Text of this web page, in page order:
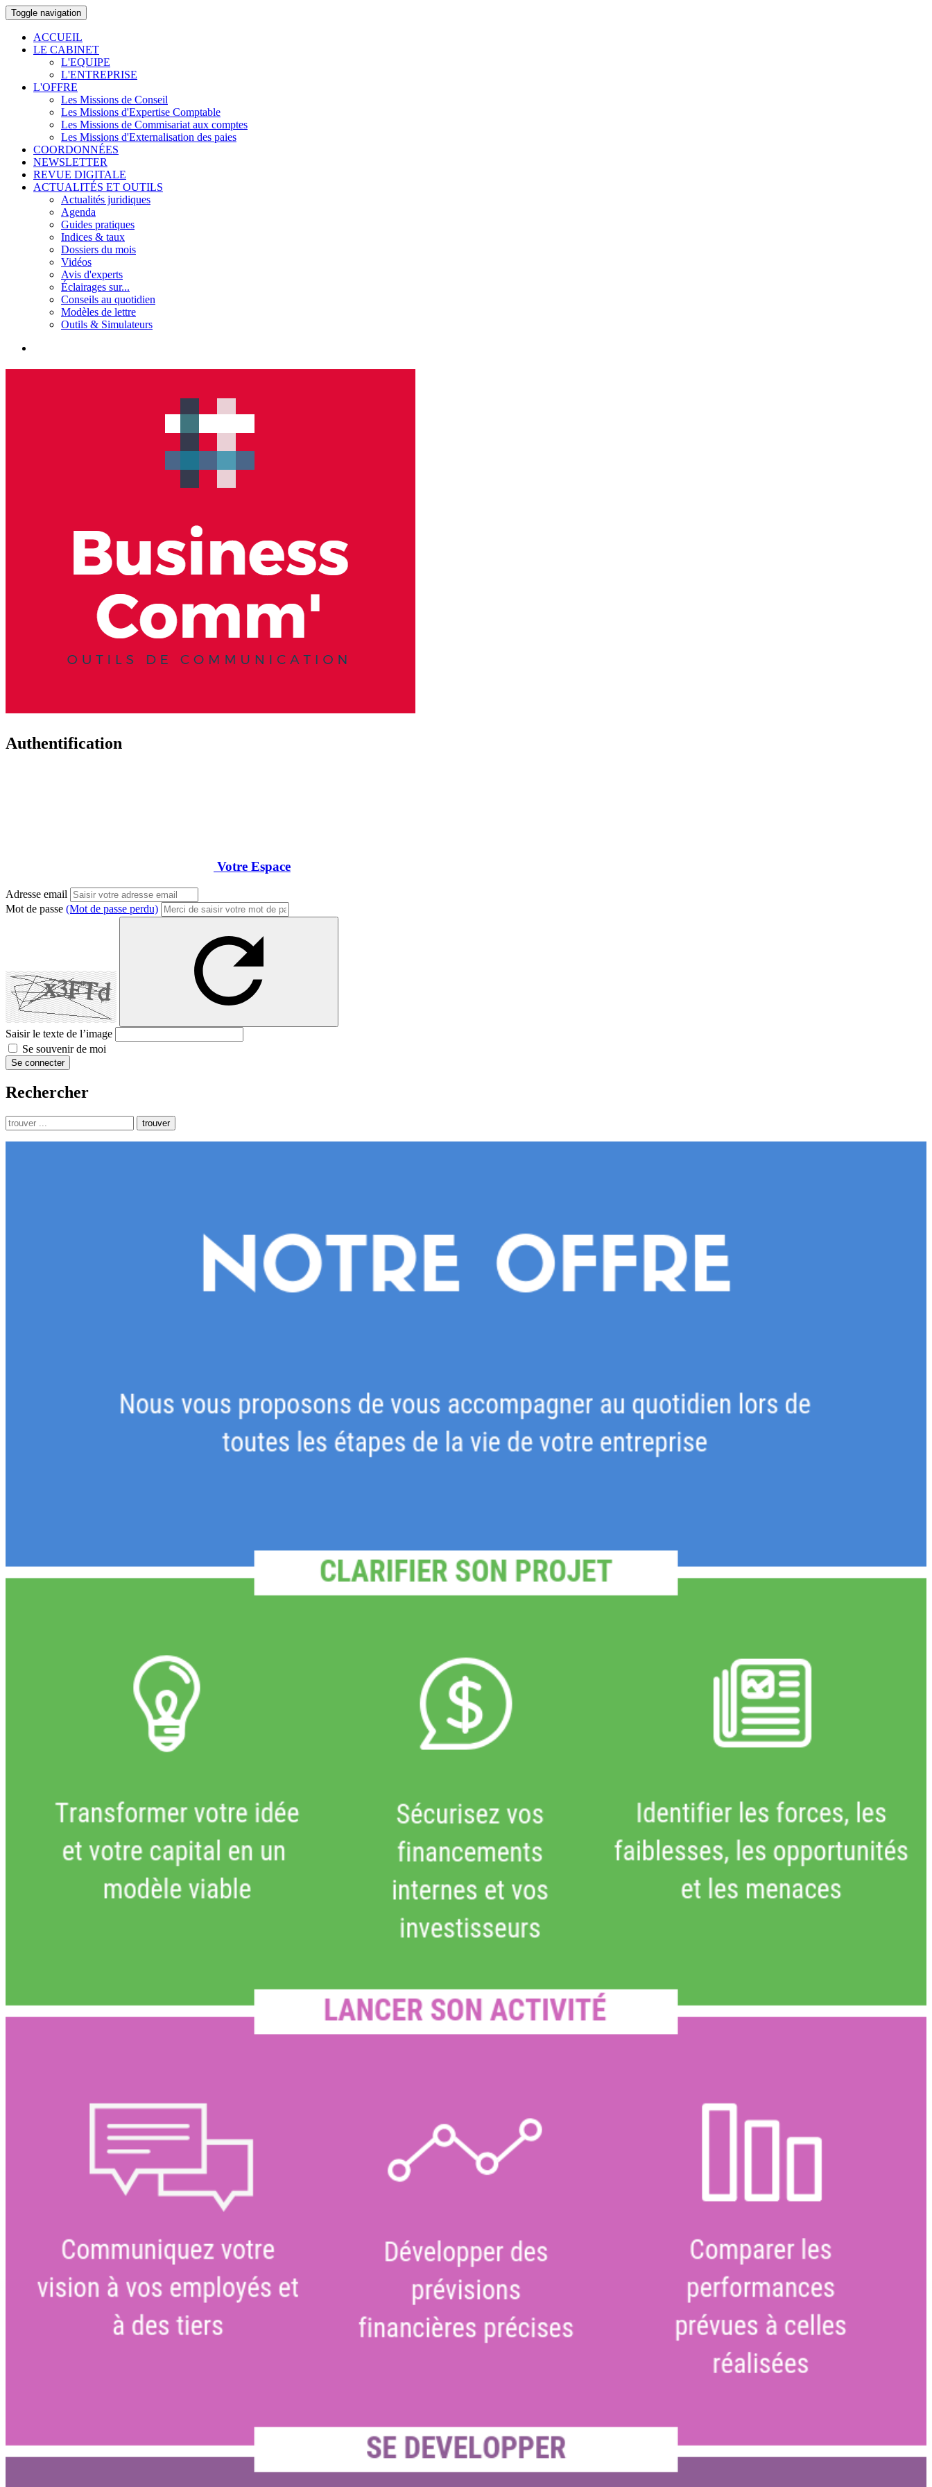
Toggle navigation
ACCUEIL
LE CABINET
L'EQUIPE
L'ENTREPRISE
L'OFFRE
Les Missions de Conseil
Les Missions d'Expertise Comptable
Les Missions de Commisariat aux comptes
Les Missions d'Externalisation des paies
COORDONNÉES
NEWSLETTER
REVUE DIGITALE
ACTUALITÉS ET OUTILS
Actualités juridiques
Agenda
Guides pratiques
Indices & taux
Dossiers du mois
Vidéos
Avis d'experts
Éclairages sur...
Conseils au quotidien
Modèles de lettre
Outils & Simulateurs
Authentification
Votre Espace
Adresse email
Mot de passe (Mot de passe perdu)
Saisir le texte de l’image
Se souvenir de moi
Se connecter
Rechercher
trouver